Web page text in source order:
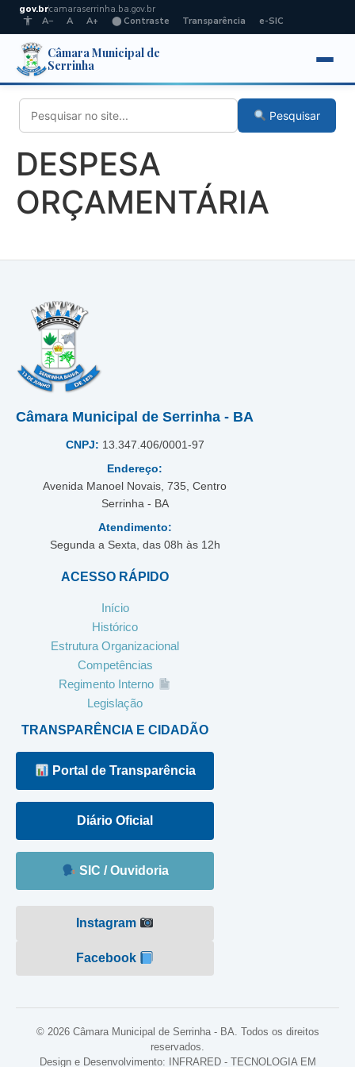
gov.brcamaraserrinha.ba.gov.br
A−
A A+ ⬤ Contraste Transparência e-SIC
Câmara Municipal de
Serrinha
Pesquisar
DESPESA
ORÇAMENTÁRIA
Câmara Municipal de Serrinha - BA
CNPJ: 13.347.406/0001-97
Endereço:
Avenida Manoel Novais, 735, Centro
Serrinha - BA
Atendimento:
Segunda a Sexta, das 08h às 12h
ACESSO RÁPIDO
Início
Histórico
Estrutura Organizacional
Competências
Regimento Interno
Legislação
TRANSPARÊNCIA E CIDADÃO
Portal de Transparência
Diário Oficial
SIC / Ouvidoria
Instagram
Facebook
© 2026 Câmara Municipal de Serrinha - BA. Todos os direitos
reservados.
Design e Desenvolvimento: INFRARED - TECNOLOGIA EM